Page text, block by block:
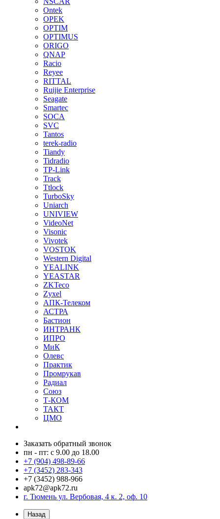
Ontek
OPEK
OPTIM
OPTIMUS
ORIGO
QNAP
Racio
Reyee
RITTAL
Ruijie Enterprise
Seagate
Smartec
SOCA
SVC
Tantos
terek-radio
Tiandy
Tidradio
TP-Link
Track
Ttlock
TurboSky
Uniarch
UNIVIEW
VideoNet
Visonic
Vivotek
VOSTOK
Western Digital
YEALINK
YEASTAR
ZKTeco
Zyxel
АПК-Телеком
АСТРА
Бастион
ИНТРАНК
ИПРО
МиК
Олевс
Практик
Промрукав
Радиал
Союз
Т-КОМ
ТАКТ
ЦМО
Заказать обратный звонок
пн - пт: с 9.00 до 18.00
+7 (904) 498-89-66
+7 (3452) 283-343
+7 (3452) 988-966
apk72@apk72.ru
г. Тюмень ул. Вербовая, 4 к. 2, оф. 10
Назад